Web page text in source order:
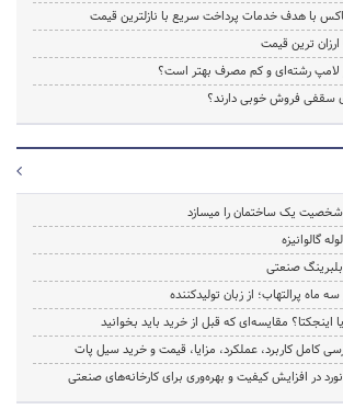
با هدف خدمات پرداخت سریع با نازلترین قیمت
ارزان ترین قیمت
لامپ رشته‌ای و کم مصرف بهتر است؟
سقفی فروش خوبی دارند؟
یک ساختمان را میسازد
گالوانیزه
صنعتی
ماه پرالتهاب؛ از زبان تولیدکننده
اینجکتا؟ مقایسه‌ای که قبل از خرید باید بخوانید
کامل کاربرد، عملکرد، مزایا، قیمت و خرید سیل پات
در افزایش کیفیت و بهره‌وری برای کارخانه‌های صنعتی